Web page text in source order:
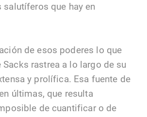
salutíferos que hay en
de esos poderes lo que
Sacks rastrea a lo largo de su
y prolífica. Esa fuente de
últimas, que resulta
de cuantificar o de